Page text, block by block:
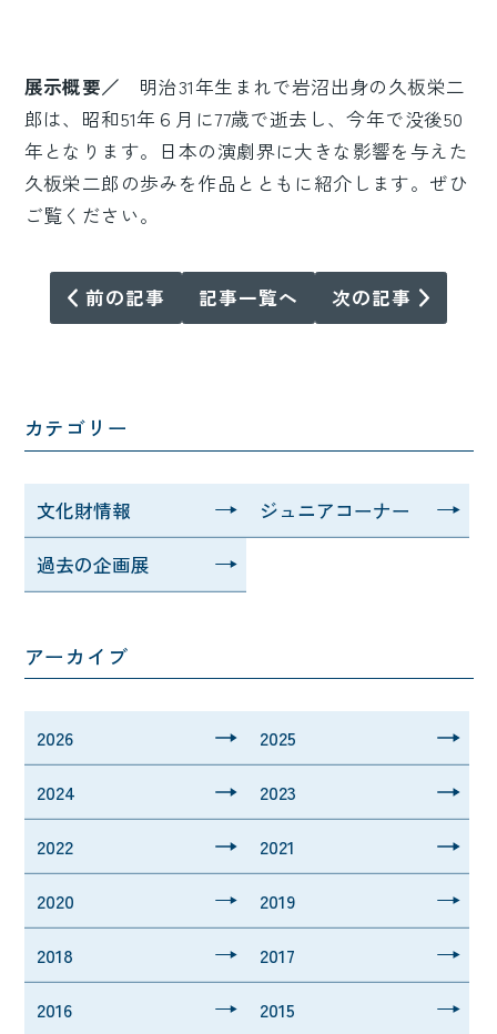
展示概要／ 明治31年生まれで岩沼出身の久板栄二
郎は、昭和51年６月に77歳で逝去し、今年で没後50
年となります。日本の演劇界に大きな影響を与えた
久板栄二郎の歩みを作品とともに紹介します。ぜひ
ご覧ください。
前の記事 記事一覧へ 次の記事
カテゴリー
文化財情報 ジュニアコーナー
過去の企画展
アーカイブ
2026 2025
2024 2023
2022 2021
2020 2019
2018 2017
2016 2015